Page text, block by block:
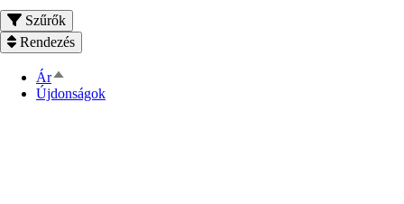
Szűrők
Rendezés
ÁrCsökkenő
rendezés
Újdonságok